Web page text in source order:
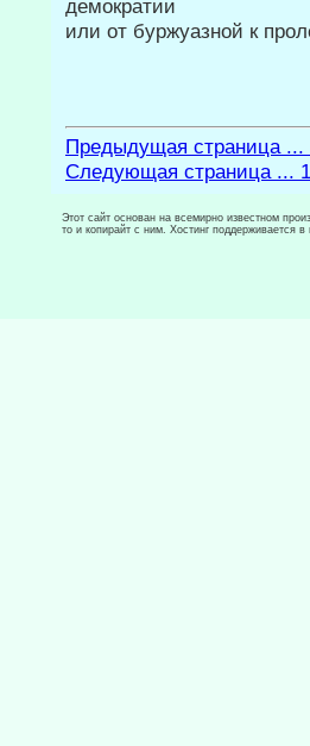
демократии
или от буржуазной к
Предыдущая страница ...
Следующая страница ...
Этот сайт основан на всемирно известном
то и копирайт с ним. Хостинг поддерживается